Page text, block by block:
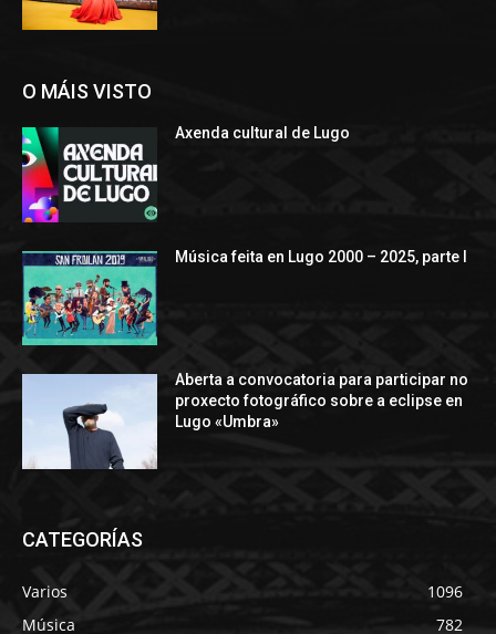
O MÁIS VISTO
Axenda cultural de Lugo
Música feita en Lugo 2000 – 2025, parte I
Aberta a convocatoria para participar no
proxecto fotográfico sobre a eclipse en
Lugo «Umbra»
CATEGORÍAS
Varios
1096
Música
782